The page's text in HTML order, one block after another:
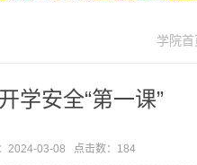
学院首
学安全“第一课”
2024-03-08 点击数： 184